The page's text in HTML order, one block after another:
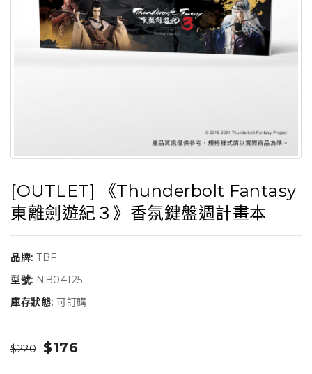
[OUTLET] 《Thunderbolt Fantasy
東離劍遊紀３》香氛鍵盤週計畫本
品牌: TBF
型號: NB04125
庫存狀態: 可訂購
$220 $176